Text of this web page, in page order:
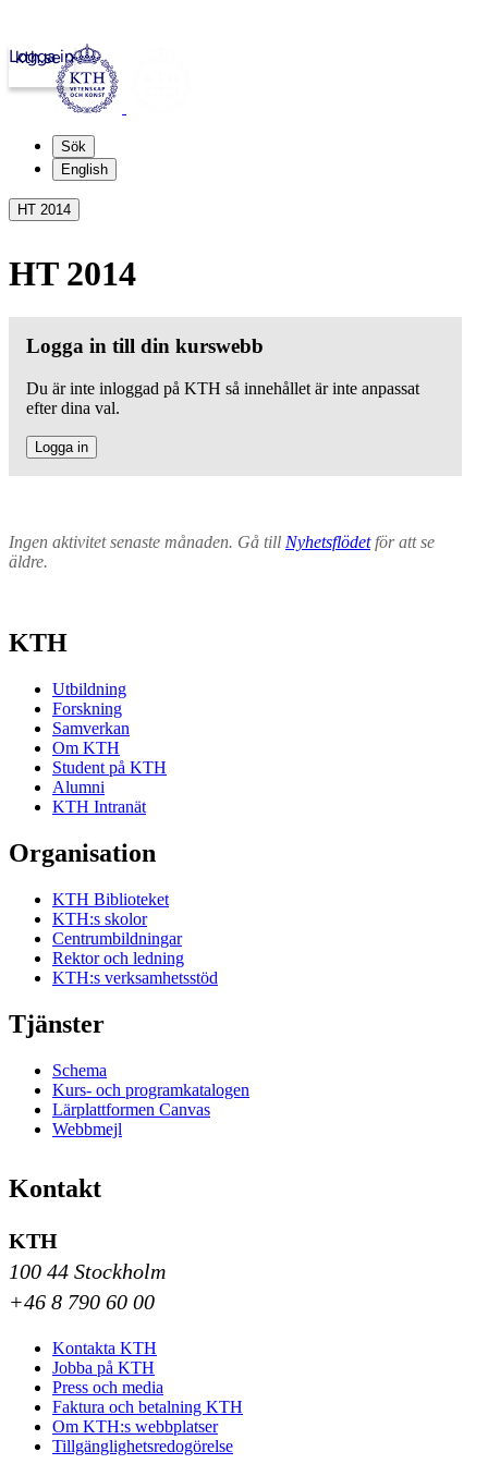
kth.se
Logga in
Sök
English
HT 2014
HT 2014
Logga in till din kurswebb
Du är inte inloggad på KTH så innehållet är inte anpassat
efter dina val.
Logga in
Ingen aktivitet senaste månaden. Gå till Nyhetsflödetför att se
äldre.
KTH
Utbildning
Forskning
Samverkan
Om KTH
Student på KTH
Alumni
KTH Intranät
Organisation
KTH Biblioteket
KTH:s skolor
Centrumbildningar
Rektor och ledning
KTH:s verksamhetsstöd
Tjänster
Schema
Kurs- och programkatalogen
Lärplattformen Canvas
Webbmejl
Kontakt
KTH
100 44 Stockholm
+46 8 790 60 00
Kontakta KTH
Jobba på KTH
Press och media
Faktura och betalning KTH
Om KTH:s webbplatser
Tillgänglighetsredogörelse